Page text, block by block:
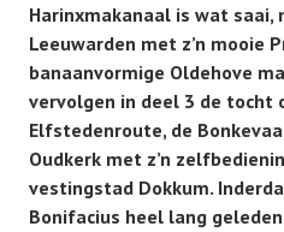
Harinxmakanaal is wat saai,
Leeuwarden met z’n mooie
banaanvormige Oldehove
vervolgen in deel 3 de tocht
Elfstedenroute, de
Oudkerk met z’n
vestingstad Dokkum.
Bonifacius heel lang